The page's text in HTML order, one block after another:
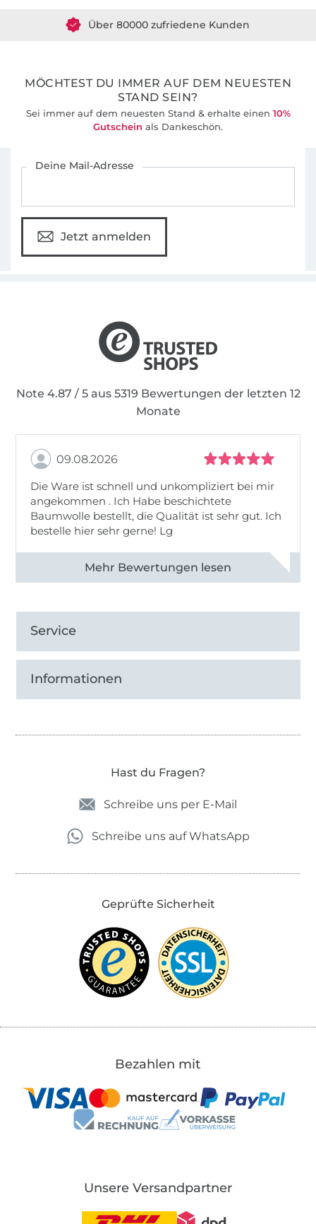
Über 80000 zufriedene Kunden
MÖCHTEST DU IMMER AUF DEM NEUESTEN
STAND SEIN?
Sei immer auf dem neuesten Stand & erhalte einen 10%
Gutschein als Dankeschön.
Deine Mail-Adresse
Jetzt anmelden
Note 4.87 / 5 aus 5319 Bewertungen der letzten 12
Monate
09.08.2026
Die Ware ist schnell und unkompliziert bei mir
angekommen . Ich Habe beschichtete
Baumwolle bestellt, die Qualität ist sehr gut. Ich
bestelle hier sehr gerne! Lg
Alle 83031 Bewertungen ansehen
Service
Informationen
Hast du Fragen?
Schreibe uns per E-Mail
Schreibe uns auf WhatsApp
Geprüfte Sicherheit
Bezahlen mit
Unsere Versandpartner